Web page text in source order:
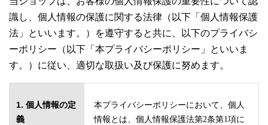
識し、個人情報の保護に関する法律（以下「個人情報保護
法」といいます。）を遵守すると共に、以下のプライバシ
ーポリシー（以下「本プライバシーポリシー」といいま
す。）に従い、適切な取扱い及び保護に努めます。
1. 個人情報の定
義
本プライバシーポリシーにおいて、個人
情報とは、個人情報保護法第2条第1項に